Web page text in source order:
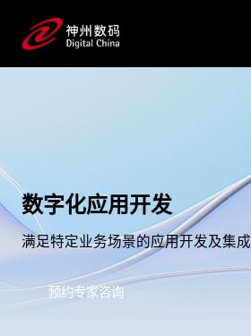
数字化应用开发
满足特定业务场景的应用开发及集成
预约专家咨询